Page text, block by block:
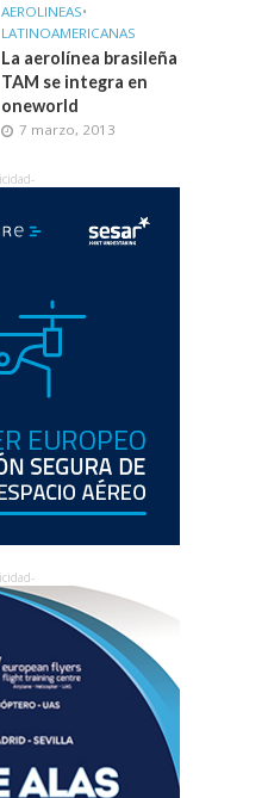
AEROLINEAS•
LATINOAMERICANAS
La aerolínea brasileña
TAM se integra en
oneworld
7 marzo, 2013